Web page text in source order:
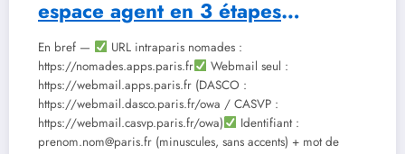
espace agent en 3 étapes
sécurisées
En bref —
URL intraparis nomades :
https://nomades.apps.paris.fr
Webmail seul :
https://webmail.apps.paris.fr (DASCO :
https://webmail.dasco.paris.fr/owa / CASVP :
https://webmail.casvp.paris.fr/owa)
Identifiant :
prenom.nom@paris.fr (minuscules, sans accents) + mot de